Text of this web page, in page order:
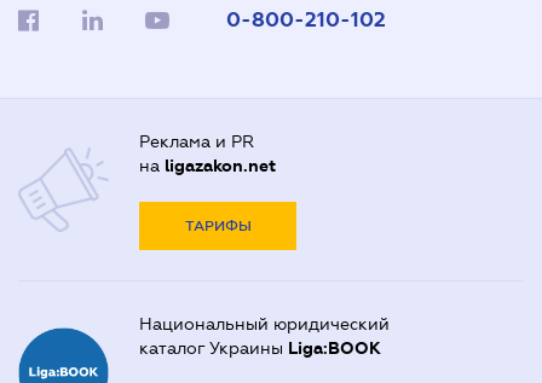
0-800-210-102
Реклама и PR
на ligazakon.net
ТАРИФЫ
Национальный юридический
каталог Украины Liga:BOOK